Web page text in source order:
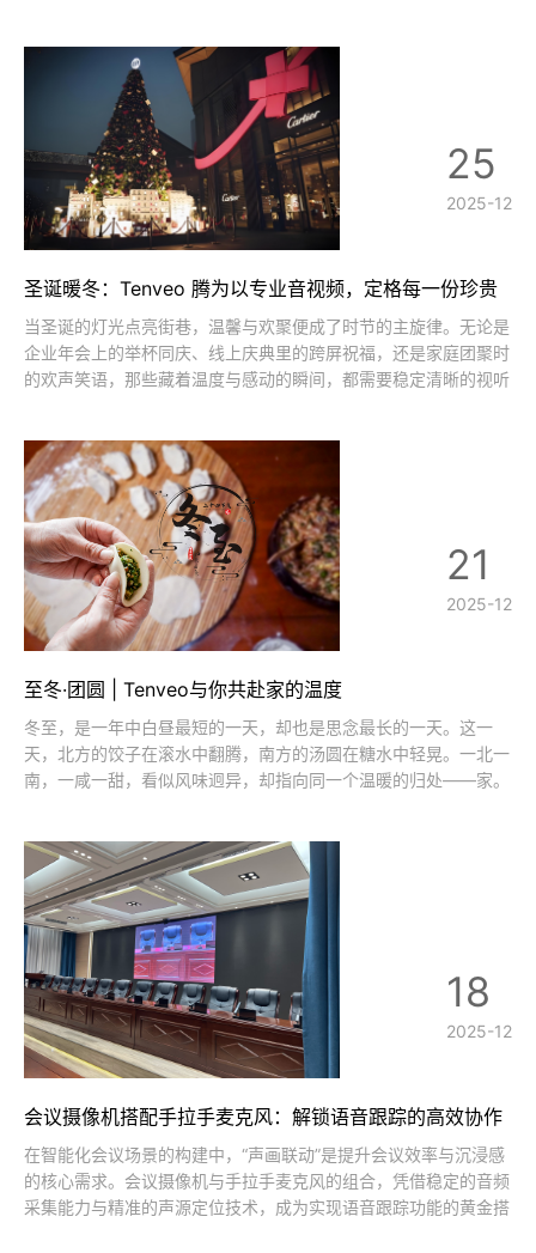
核心设备选型：匹配性决定展
圣诞暖冬：Tenveo 腾为以专业音视频，定格每一份珍贵
瞬间
当圣诞的灯光点亮街巷，温馨与欢聚便成了时节的主旋律。无论是
企业年会上的举杯同庆、线上庆典里的跨屏祝福，还是家庭团聚时
的欢声笑语，那些藏着温度与感动的瞬间，都需要稳定清晰的视听
美好从不缺席。在多元化的
25
2025-12
至冬·团圆 | Tenveo与你共赴家的温度
冬至，是一年中白昼最短的一天，却也是思念最长的一天。这一
天，北方的饺子在滚水中翻腾，南方的汤圆在糖水中轻晃。一北一
南，一咸一甜，看似风味迥异，却指向同一个温暖的归处——家。
异，心意相通。那里面包裹的
21
2025-12
会议摄像机搭配手拉手麦克风：解锁语音跟踪的高效协作
新体验
在智能化会议场景的构建中，“声画联动”是提升会议效率与沉浸感
的核心需求。会议摄像机与手拉手麦克风的组合，凭借稳定的音频
采集能力与精准的声源定位技术，成为实现语音跟踪功能的黄金搭
18
2025-12